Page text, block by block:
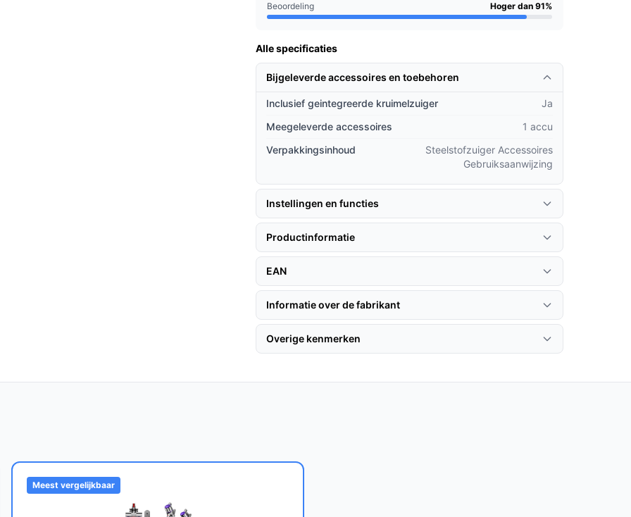
en verbeteren de zuigprestaties van
de stofzuiger de eerste keer gebruikt. Klik
goed gesloten is. Bewaar het
de batterij en borstel vrij te houden van
Beoordeling Hoger dan 91%
Alle specificaties
Bijgeleverde accessoires en toebehoren
Inclusief geintegreerde kruimelzuiger
Ja
Meegeleverde accessoires
1 accu
Verpakkingsinhoud
Steelstofzuiger Accessoires
Gebruiksaanwijzing
Instellingen en functies
Productinformatie
EAN
Informatie over de fabrikant
Overige kenmerken
Meest vergelijkbaar